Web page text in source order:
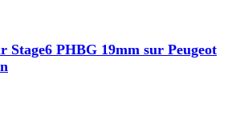
Stage6 PHBG 19mm sur Peugeot